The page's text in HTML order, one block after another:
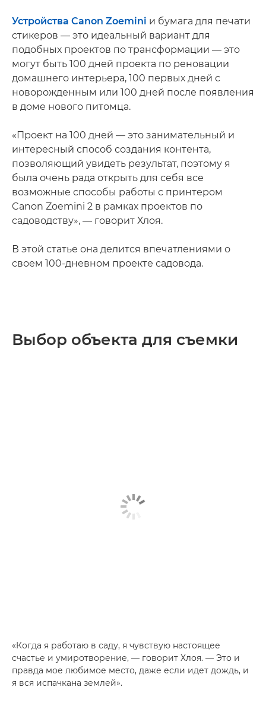
Устройства Canon Zoemini и бумага для печати
стикеров — это идеальный вариант для
подобных проектов по трансформации — это
могут быть 100 дней проекта по реновации
домашнего интерьера, 100 первых дней с
новорожденным или 100 дней после появления
в доме нового питомца.
«Проект на 100 дней — это занимательный и
интересный способ создания контента,
позволяющий увидеть результат, поэтому я
была очень рада открыть для себя все
возможные способы работы с принтером
Canon Zoemini 2 в рамках проектов по
садоводству», — говорит Хлоя.
В этой статье она делится впечатлениями о
своем 100-дневном проекте садовода.
Выбор объекта для съемки
«Когда я работаю в саду, я чувствую настоящее
счастье и умиротворение, — говорит Хлоя. — Это и
правда мое любимое место, даже если идет дождь, и
я вся испачкана землей».